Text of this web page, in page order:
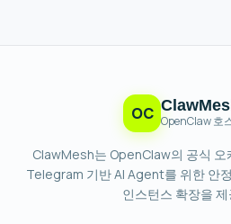
OC OpenClaw 호
ClawMesh는 OpenClaw의 공식 오
Telegram 기반 AI Agent를 위한 안
인스턴스 확장을